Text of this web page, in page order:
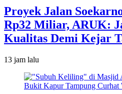
Proyek Jalan
Rp32 Miliar, ARUK:
Kualitas Demi Kejar
13 jam lalu